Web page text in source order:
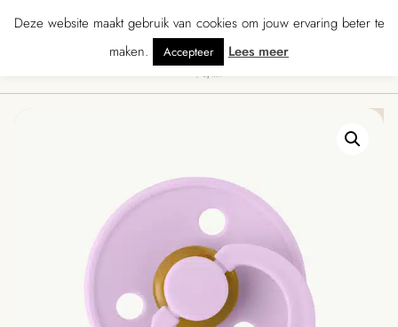
· Gratis verzending vanaf € 70 · Gratis kaartje met je bestelling •
Deze website maakt gebruik van cookies om jouw ervaring beter te
maken.
Accepteer Lees meer